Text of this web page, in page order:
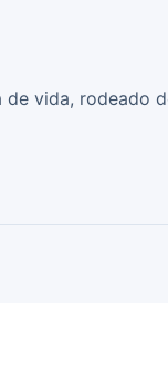
vida, rodeado